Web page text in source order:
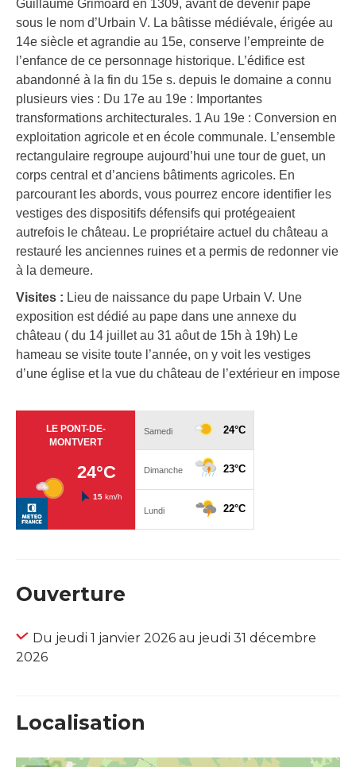
Guillaume Grimoard en 1309, avant de devenir pape
sous le nom d’Urbain V. La bâtisse médiévale, érigée au
14e siècle et agrandie au 15e, conserve l’empreinte de
l’enfance de ce personnage historique. L’édifice est
abandonné à la fin du 15e s. depuis le domaine a connu
plusieurs vies : Du 17e au 19e : Importantes
transformations architecturales. 1 Au 19e : Conversion en
exploitation agricole et en école communale. L’ensemble
rectangulaire regroupe aujourd’hui une tour de guet, un
corps central et d’anciens bâtiments agricoles. En
parcourant les abords, vous pourrez encore identifier les
vestiges des dispositifs défensifs qui protégeaient
autrefois le château. Le propriétaire actuel du château a
restauré les anciennes ruines et a permis de redonner vie
à la demeure.
Visites : Lieu de naissance du pape Urbain V. Une
exposition est dédié au pape dans une annexe du
château ( du 14 juillet au 31 aôut de 15h à 19h) Le
hameau se visite toute l’année, on y voit les vestiges
d’une église et la vue du château de l’extérieur en impose
Ouverture
Du jeudi 1 janvier 2026 au jeudi 31 décembre
2026
Localisation